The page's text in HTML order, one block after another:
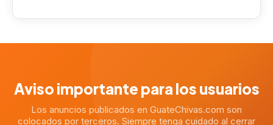
Aviso importante para los usuarios
Los anuncios publicados en GuateChivas.com son
colocados por terceros. Siempre tenga cuidado al cerrar